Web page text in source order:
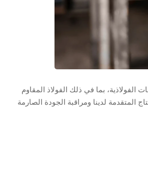
بما في ذلك الفولاذ المقاوم
المتقدمة لدينا ومراقبة الجودة الصارمة